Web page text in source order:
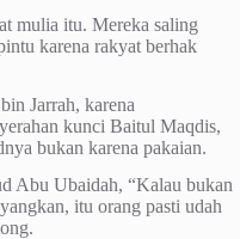
mulia itu. Mereka saling
karena rakyat berhak
Jarrah, karena
kunci Baitul Maqdis,
bukan karena pakaian.
Abu Ubaidah, “Kalau bukan
itu orang pasti udah